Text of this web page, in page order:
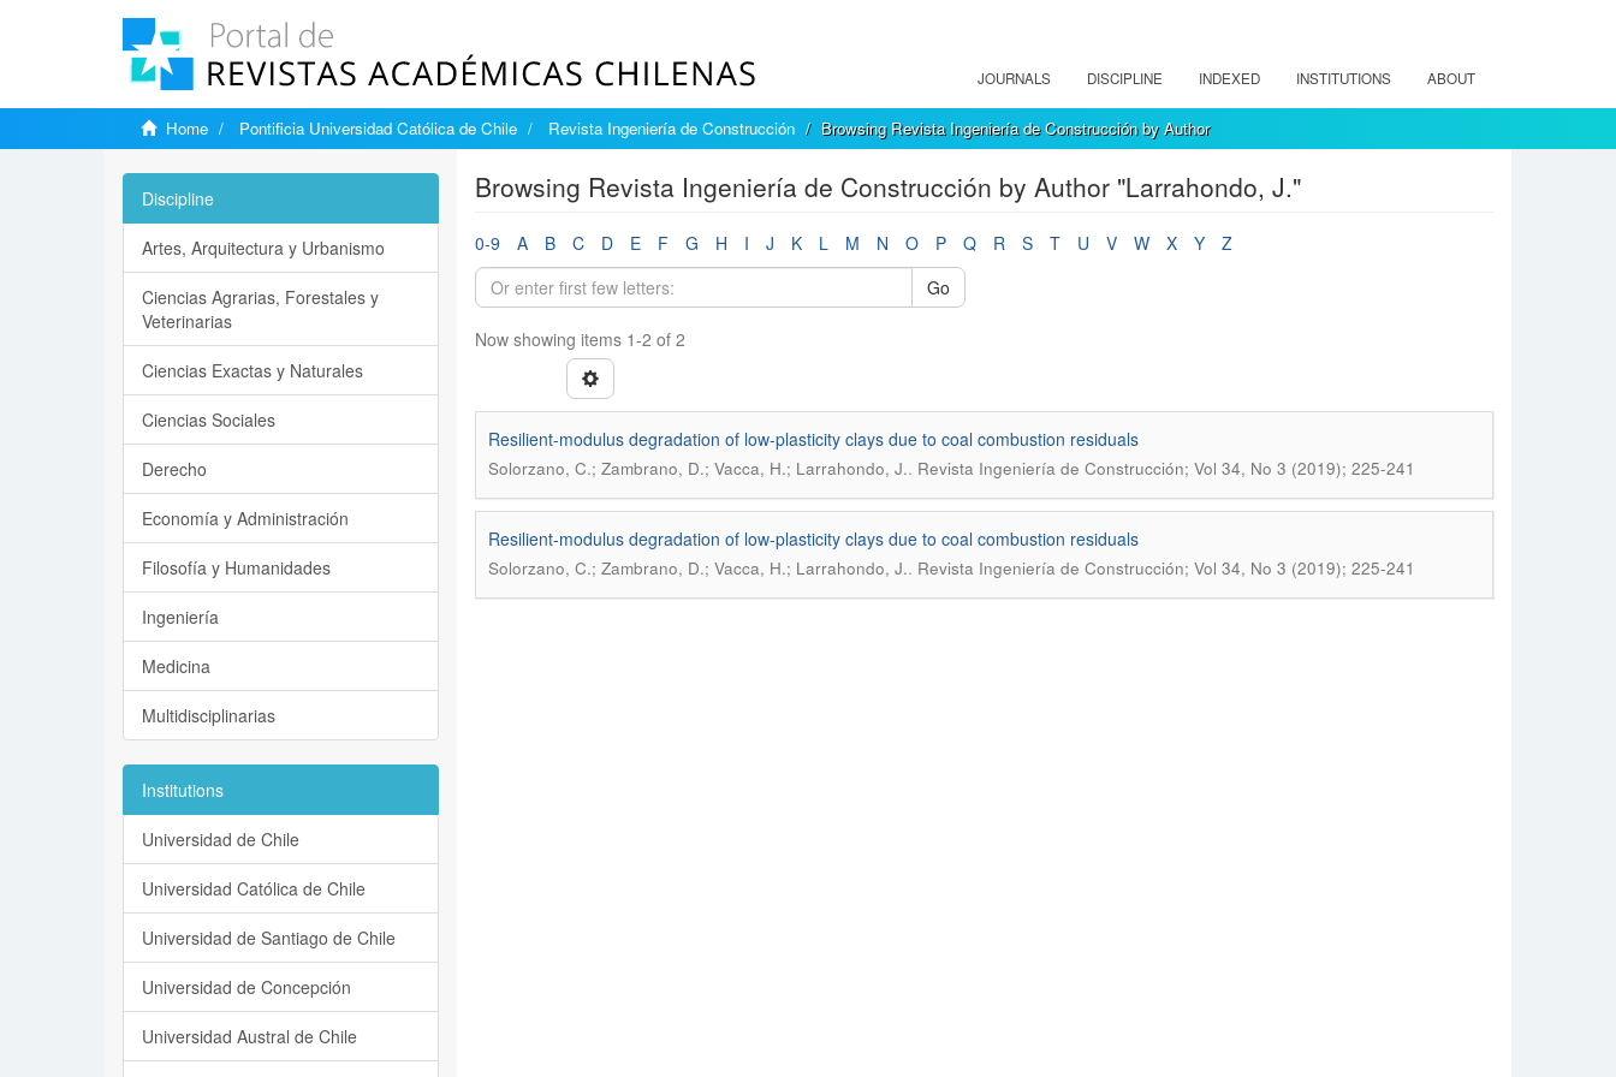
JOURNALS DISCIPLINE INDEXED INSTITUTIONS ABOUT
Home Pontificia Universidad Católica de Chile Revista Ingeniería de Construcción Browsing Revista Ingeniería de Construcción by Author
Browsing Revista Ingeniería de Construcción by Author "Larrahondo, J."
0-9 A B C D E F G H I J K L M N O P Q R S T U V W X Y
Z
Go
Now showing items 1-2 of 2
Resilient-modulus degradation of low-plasticity clays due to coal combustion residuals
Solorzano, C.; Zambrano, D.; Vacca, H.; Larrahondo, J.. Revista Ingeniería de Construcción; Vol 34, No 3 (2019); 225-241
Resilient-modulus degradation of low-plasticity clays due to coal combustion residuals
Solorzano, C.; Zambrano, D.; Vacca, H.; Larrahondo, J.. Revista Ingeniería de Construcción; Vol 34, No 3 (2019); 225-241
Discipline
Artes, Arquitectura y Urbanismo
Ciencias Agrarias, Forestales y
Veterinarias
Ciencias Exactas y Naturales
Ciencias Sociales
Derecho
Economía y Administración
Filosofía y Humanidades
Ingeniería
Medicina
Multidisciplinarias
Institutions
Universidad de Chile
Universidad Católica de Chile
Universidad de Santiago de Chile
Universidad de Concepción
Universidad Austral de Chile